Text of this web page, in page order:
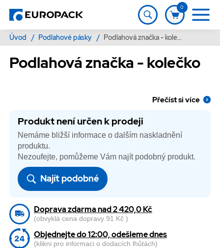
0
Úvod / Podlahové pásky / Podlahová značka - kolečko
Podlahová značka - kolečko
Přečíst si více
Produkt není určen k prodeji
Nemáme bližší informace o dalším naskladnění
produktu.
Nezoufejte, pomůžeme Vám najít podobný produkt.
Najít podobné
Doprava zdarma nad 2 420,0 Kč
(obvyklá cena dopravy 91 Kč )
Objednejte do 12:00, odešleme dnes
(klikni pro informaci o dodacích lhůtách)